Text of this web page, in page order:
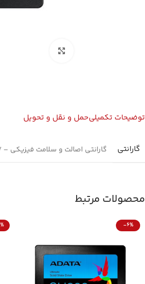
توضیحات تکمیلیحمل و نقل و تحویل
گارانتی گارانتی اصالت و سلامت فیزیکی – 7 روز مهلت تست
محصولات مرتبط
-6%